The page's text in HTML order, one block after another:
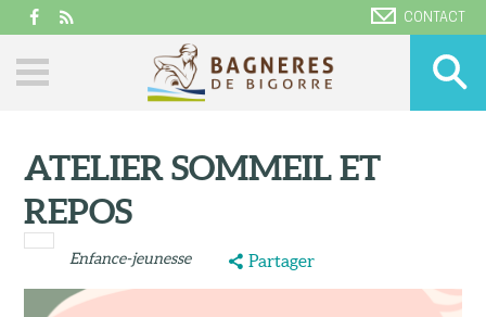
CONTACT
ATELIER SOMMEIL ET
REPOS
Enfance-jeunesse Partager